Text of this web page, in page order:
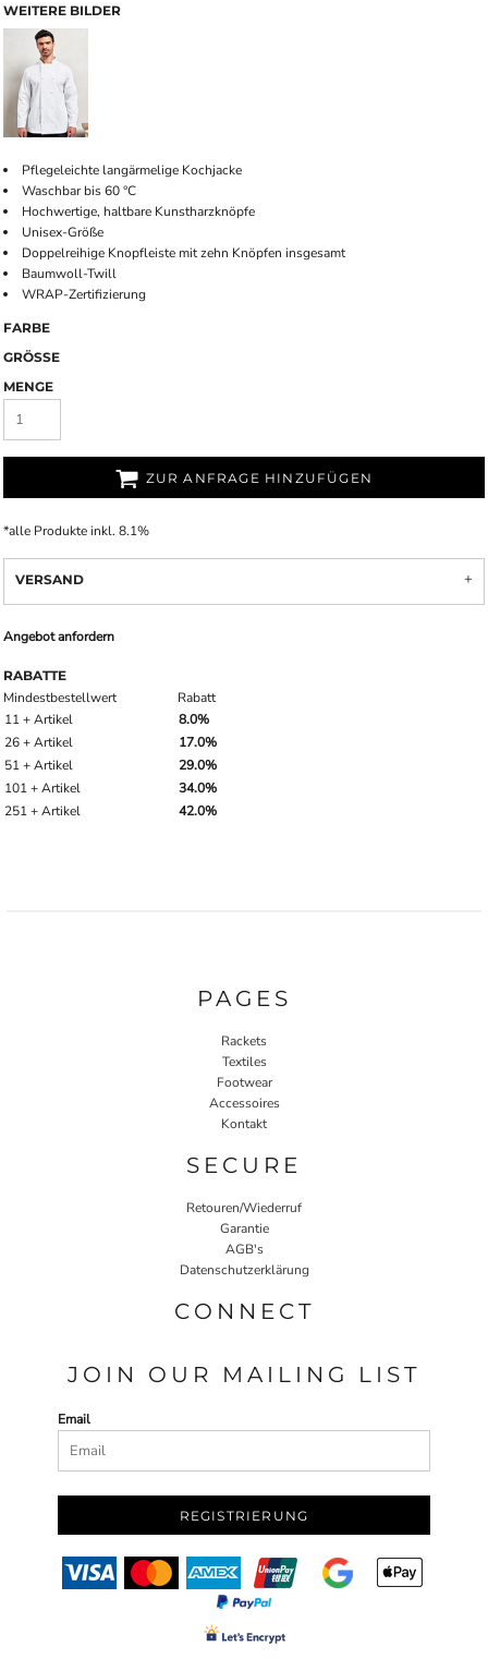
WEITERE BILDER
Pflegeleichte langärmelige Kochjacke
Waschbar bis 60 °C
Hochwertige, haltbare Kunstharzknöpfe
Unisex-Größe
Doppelreihige Knopfleiste mit zehn Knöpfen insgesamt
Baumwoll-Twill
WRAP-Zertifizierung
FARBE
GRÖSSE
MENGE
ZUR ANFRAGE HINZUFÜGEN
*alle Produkte inkl. 8.1%
VERSAND
Angebot anfordern
RABATTE
Mindestbestellwert
Rabatt
11 + Artikel
8.0%
26 + Artikel
17.0%
51 + Artikel
29.0%
101 + Artikel
34.0%
251 + Artikel
42.0%
PAGES
Rackets
Textiles
Footwear
Accessoires
Kontakt
SECURE
Retouren/Wiederruf
Garantie
AGB's
Datenschutzerklärung
CONNECT
JOIN OUR MAILING LIST
Email
REGISTRIERUNG